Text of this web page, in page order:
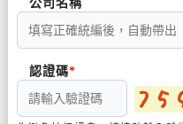
認證碼